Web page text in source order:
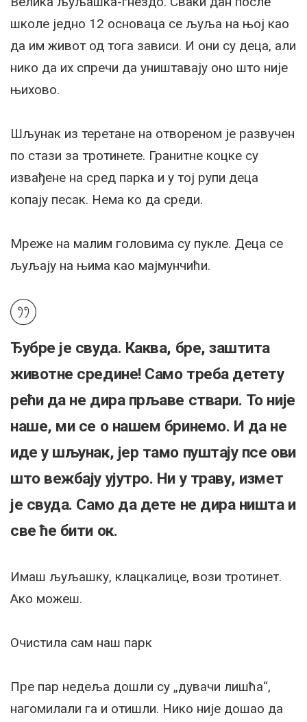
школе једно 12 основаца се љуља на њој као
да им живот од тога зависи. И они су деца, али
нико да их спречи да уништавају оно што није
њихово.
Шљунак из теретане на отвореном је развучен
по стази за тротинете. Гранитне коцке су
извађене на сред парка и у тој рупи деца
копају песак. Нема ко да среди.
Мреже на малим головима су пукле. Деца се
љуљају на њима као мајмунчићи.
Ђубре је свуда. Каква, бре, заштита
животне средине! Само треба детету
рећи да не дира прљаве ствари. То није
наше, ми се о нашем бринемо. И да не
иде у шљунак, јер тамо пуштају псе ови
што вежбају ујутро. Ни у траву, измет
је свуда. Само да дете не дира ништа и
све ће бити ок.
Имаш љуљашку, клацкалице, вози тротинет.
Ако можеш.
Очистила сам наш парк
Пре пар недеља дошли су „дувачи лишћа“,
нагомилали га и отишли. Нико није дошао да